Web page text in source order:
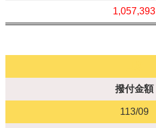
1,057,393
撥付金額
113/09